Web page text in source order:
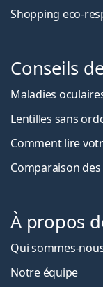
Shopping eco-
Conseils
Maladies
Lentilles sans
Comment lire
Comparaison
À propos
Qui sommes-
Notre équipe